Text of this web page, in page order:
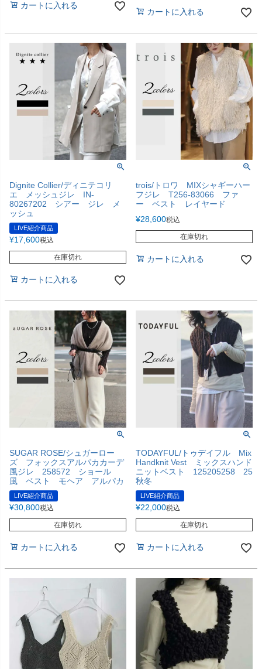
カートに入れる
カートに入れる
Dignite Collier/ディニテコリ
エ メッシュジレ IN-
80267202 シアー ジレ メ
ッシュ
LIVE紹介商品
¥17,600税込
在庫切れ
カートに入れる
trois/トロワ MIXシャギーハー
フジレ T256-83066 ファ
ー ベスト レイヤード
¥28,600税込
在庫切れ
カートに入れる
SUGAR ROSE/シュガーロー
ズ フォックスアルパカカーデ
風ジレ 258572 ショール
風 ベスト モヘア アルパカ
LIVE紹介商品
¥30,800税込
在庫切れ
カートに入れる
TODAYFUL/トゥデイフル Mix
Handknit Vest ミックスハンド
ニットベスト 125205258 25
秋冬
LIVE紹介商品
¥22,000税込
在庫切れ
カートに入れる